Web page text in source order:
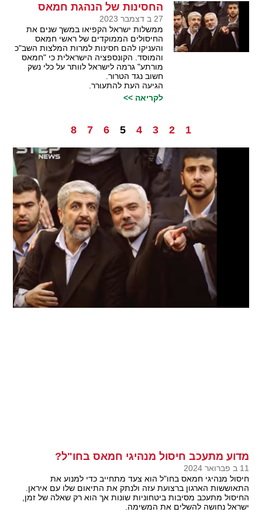
החסינות של הנהגת חמאס
27 ב דצמבר 2023
ממשלות ישראל הקפיאו במשך שנים את
החיסולים הממוקדים של ראשי חמאס
והעניקו להם חסינות למרות המלצות השב"כ
והמוסד. הקונספציה הישראלית כי "חמאס
מורתע" גרמה לישראל לוותר על כלי נשק
חשוב נגד הטרור.
הגיעה העת להתעורר.
לקריאה >>
1
2
3
4
5
6
7
8
מדוע מתעכב חיסול מנהיגי חמאס בחו"ל?
11 ב פברואר 2024
חיסול מנהיגי חמאס בחו"ל הוא צעד מתחייב כדי למנוע את
התאוששות הארגון ברצועת עזה ולנתק את התיאום שלו עם איראן.
החיסול מתעכב מסיבות ביטחוניות שונות אך הוא רק שאלה של זמן,
ישראל נחושה להשלים את המשימה.